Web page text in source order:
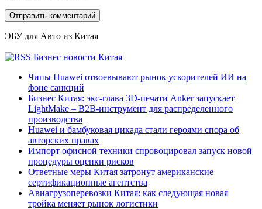
ЭБУ для Авто из Китая
Бизнес новости Китая
Чипы Huawei отвоевывают рынок ускорителей ИИ на
фоне санкций
Бизнес Китая: экс-глава 3D-печати Anker запускает
LightMake – B2B-инструмент для распределенного
производства
Huawei и бамбуковая цикада стали героями спора об
авторских правах
Импорт офисной техники спровоцировал запуск новой
процедуры оценки рисков
Ответные меры Китая затронут американские
сертификационные агентства
Авиагрузоперевозки Китая: как следующая новая
тройка меняет рынок логистики